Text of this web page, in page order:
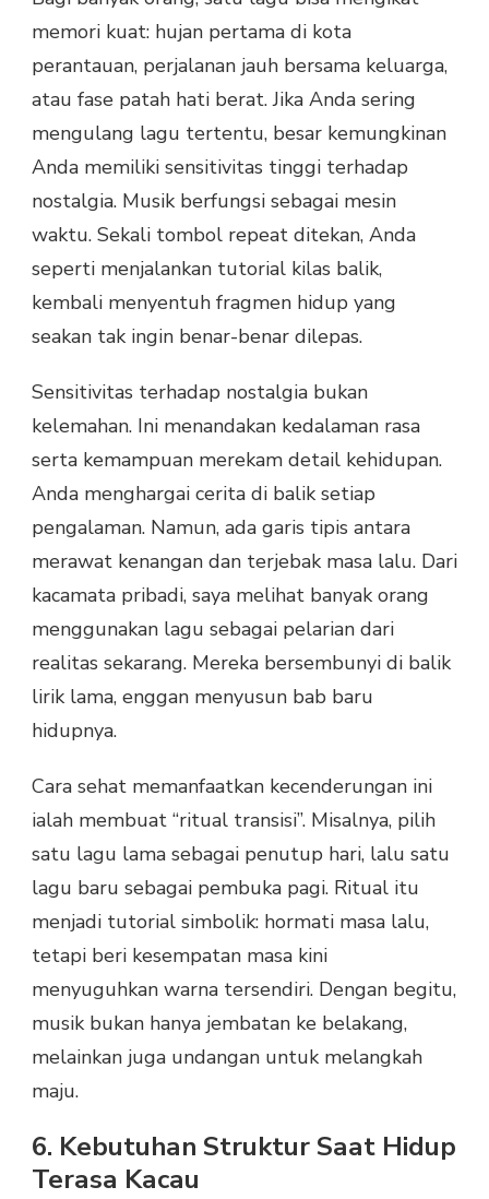
memori kuat: hujan pertama di kota
perantauan, perjalanan jauh bersama keluarga,
atau fase patah hati berat. Jika Anda sering
mengulang lagu tertentu, besar kemungkinan
Anda memiliki sensitivitas tinggi terhadap
nostalgia. Musik berfungsi sebagai mesin
waktu. Sekali tombol repeat ditekan, Anda
seperti menjalankan tutorial kilas balik,
kembali menyentuh fragmen hidup yang
seakan tak ingin benar-benar dilepas.
Sensitivitas terhadap nostalgia bukan
kelemahan. Ini menandakan kedalaman rasa
serta kemampuan merekam detail kehidupan.
Anda menghargai cerita di balik setiap
pengalaman. Namun, ada garis tipis antara
merawat kenangan dan terjebak masa lalu. Dari
kacamata pribadi, saya melihat banyak orang
menggunakan lagu sebagai pelarian dari
realitas sekarang. Mereka bersembunyi di balik
lirik lama, enggan menyusun bab baru
hidupnya.
Cara sehat memanfaatkan kecenderungan ini
ialah membuat “ritual transisi”. Misalnya, pilih
satu lagu lama sebagai penutup hari, lalu satu
lagu baru sebagai pembuka pagi. Ritual itu
menjadi tutorial simbolik: hormati masa lalu,
tetapi beri kesempatan masa kini
menyuguhkan warna tersendiri. Dengan begitu,
musik bukan hanya jembatan ke belakang,
melainkan juga undangan untuk melangkah
maju.
6. Kebutuhan Struktur Saat Hidup
Terasa Kacau